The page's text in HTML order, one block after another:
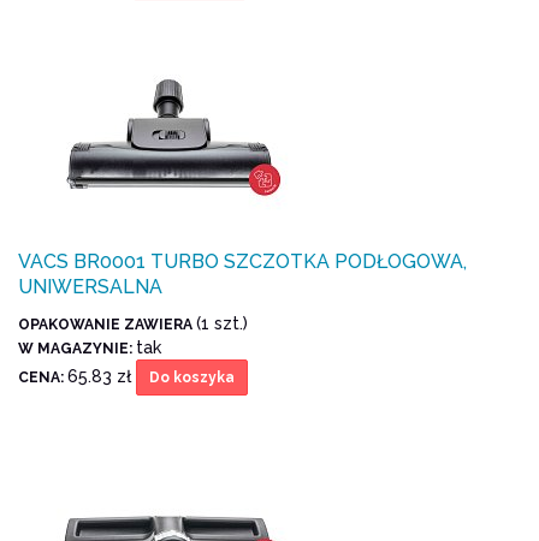
VACS BR0001 TURBO SZCZOTKA PODŁOGOWA,
UNIWERSALNA
OPAKOWANIE ZAWIERA (1 szt.)
W MAGAZYNIE: tak
CENA: 65.83 zł Do koszyka